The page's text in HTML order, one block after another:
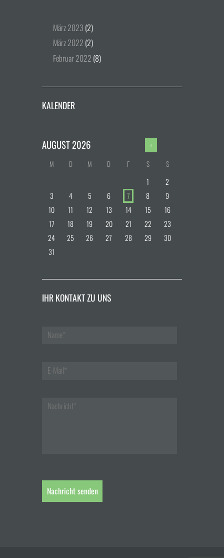
März2023 (2)
März2022 (2)
Februar2022 (8)
KALENDER
AUGUST2026
M D M D F S S
1
2
3
4 5 6 7 8
9
10
11 12 13 14 15
16
17
18 19 20 21 22
23
24
25 26 27 28 29
30
31
IHR KONTAKT ZU UNS